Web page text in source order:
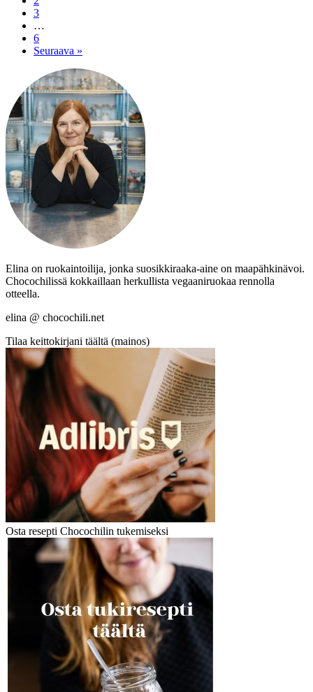
3
…
6
Seuraava »
Elina on ruokaintoilija, jonka suosikkiraaka-aine on maapähkinävoi.
Chocochilissä kokkaillaan herkullista vegaaniruokaa rennolla
otteella.
elina @ chocochili.net
Tilaa keittokirjani täältä (mainos)
Osta resepti Chocochilin tukemiseksi